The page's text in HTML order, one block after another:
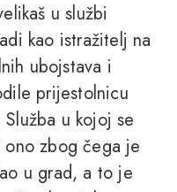
u službi
kao istražitelj na
ubojstava i
prijestolnicu
u kojoj se
ono zbog čega je
u grad, a to je